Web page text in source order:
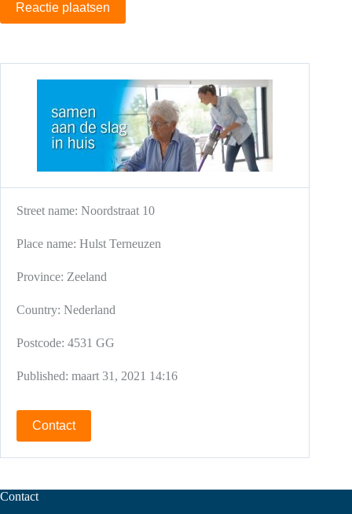
Reactie plaatsen
Street name: Noordstraat 10
Place name: Hulst Terneuzen
Province: Zeeland
Country: Nederland
Postcode: 4531 GG
Published: maart 31, 2021 14:16
Contact
Contact